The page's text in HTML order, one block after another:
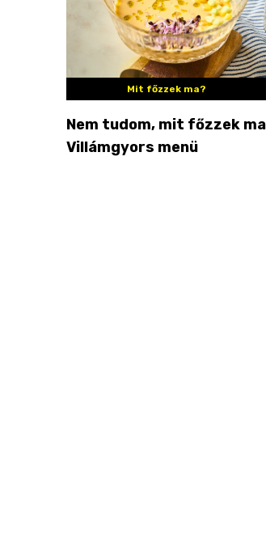
Mit főzzek ma?
Nem tudom, mit főzzek ma
Villámgyors menü